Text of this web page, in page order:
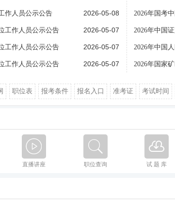
作人员公示公告 2026-05-08
工作人员公示公告 2026-05-07
工作人员公示公告 2026-05-07
工作人员公示公告 2026-05-07
2026年国考
2026年中国
2026年中国
2026年国家
职位表 报考条件 报名入口 准考证 考试时间
直播讲座 职位查询 试 题 库